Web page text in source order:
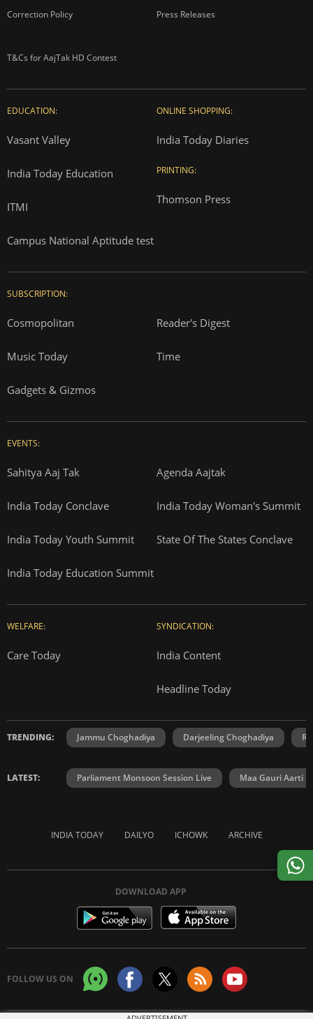
Correction Policy Press Releases
T&Cs for AajTak HD Contest
EDUCATION:
Vasant Valley
India Today Education
ITMI
Campus National Aptitude test
ONLINE SHOPPING:
India Today Diaries
PRINTING:
Thomson Press
SUBSCRIPTION:
Cosmopolitan Reader's Digest
Music Today Time
Gadgets & Gizmos
EVENTS:
Sahitya Aaj Tak Agenda Aajtak
India Today Conclave India Today Woman's Summit
India Today Youth Summit State Of The States Conclave
India Today Education Summit
WELFARE:
Care Today
SYNDICATION:
India Content
Headline Today
TRENDING: Jammu Choghadiya Darjeeling Choghadiya
LATEST: Parliament Monsoon Session Live Maa Gauri Aarti
INDIA TODAY DAILYO ICHOWK ARCHIVE
DOWNLOAD APP
FOLLOW US ON